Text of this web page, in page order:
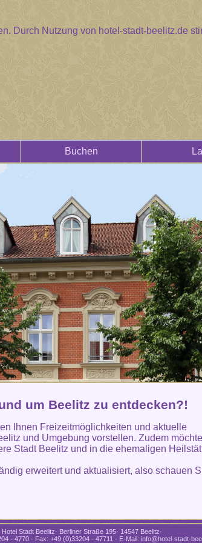
Durch Nutzung von hotel-stadt-beelitz.de
Buchen
um Beelitz zu entdecken?!
Ihnen Freizeitmöglichkeiten und aktuelle
und Umgebung vorstellen. Zudem
Stadt Beelitz und in die ehemaligen
erweitert und aktualisiert, also schauen
Hotel Stadt Beelitz· Berliner Straße 195· 14547 Beelitz·
- 4770 · Fax: +49 (0)33204 - 47711 · E-Mail: info@hotel-stadt-